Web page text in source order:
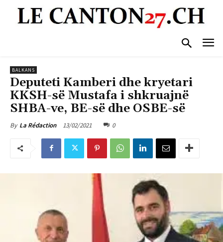
BALKANS
Deputeti Kamberi dhe kryetari
KKSH-së Mustafa i shkruajnë
SHBA-ve, BE-së dhe OSBE-së
By La Rédaction 13/02/2021 0